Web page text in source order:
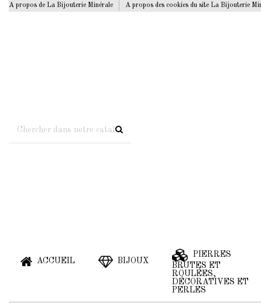
A propos de La Bijouterie Minérale A propos des cookies du site La Bijouterie
ACCUEIL BIJOUX
PIERRES
BRUTES ET
ROULÉES,
DÉCORATIVES ET
PERLES